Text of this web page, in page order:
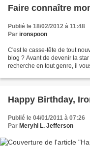
Faire connaître
Publié le 18/02/2012 à 11:48
Par ironspoon
C'est le casse-tête de tout
blog ? Avant de devenir la
recherche en tout genre, il
Happy Birthday,
Publié le 04/01/2011 à 07:26
Par Meryhl L. Jefferson